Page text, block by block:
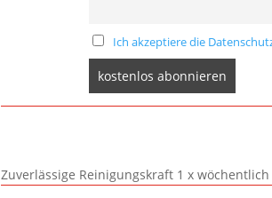
Ich akzeptiere die
Zuverlässige Reinigungskraft 1 x